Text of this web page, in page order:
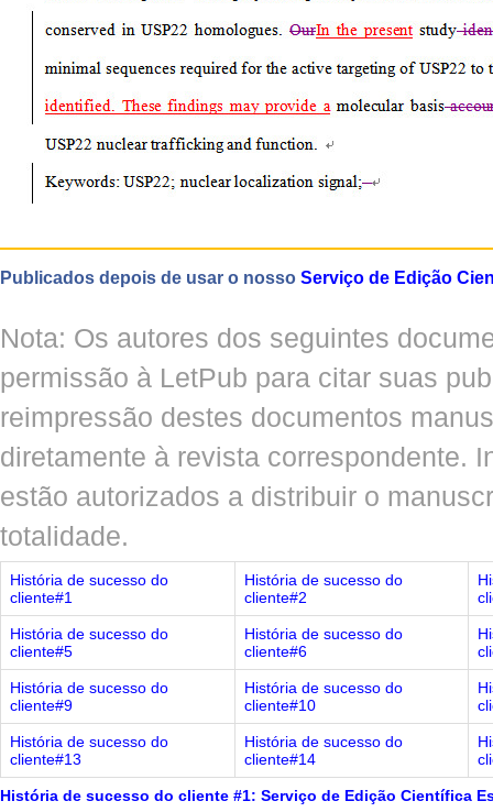
Publicados depois de usar o nosso Serviço de Edição
Nota: Os autores dos seguintes
permissão à LetPub para citar suas
reimpressão destes documentos
diretamente à revista correspondente.
estão autorizados a distribuir o
totalidade.
História de sucesso do
cliente#1
História de sucesso do
cliente#2
História de sucesso do
cliente#5
História de sucesso do
cliente#6
História de sucesso do
cliente#9
História de sucesso do
cliente#10
História de sucesso do
cliente#13
História de sucesso do
cliente#14
História de sucesso do cliente #1: Serviço de Edição Científica